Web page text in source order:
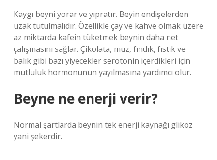
Kaygı beyni yorar ve yıpratır. Beyin endişelerden
uzak tutulmalıdır. Özellikle çay ve kahve olmak üzere
az miktarda kafein tüketmek beynin daha net
çalışmasını sağlar. Çikolata, muz, fındık, fıstık ve
balık gibi bazı yiyecekler serotonin içerdikleri için
mutluluk hormonunun yayılmasına yardımcı olur.
Beyne ne enerji verir?
Normal şartlarda beynin tek enerji kaynağı glikoz
yani şekerdir.